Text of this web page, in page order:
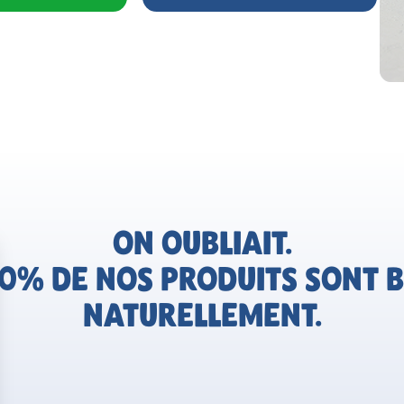
ON OUBLIAIT.
DE NOS PRODUITS SONT
NATURELLEMENT.